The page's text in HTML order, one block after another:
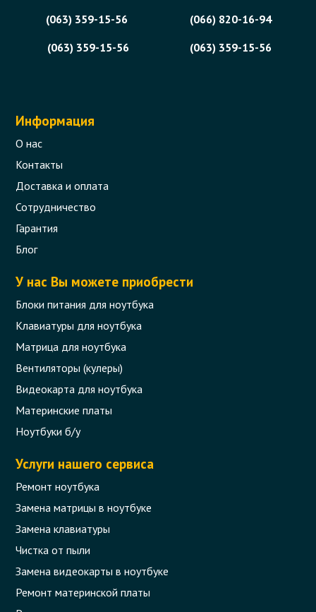
(063) 359-15-56
(066) 820-16-94
(063) 359-15-56
(063) 359-15-56
Информация
О нас
Контакты
Доставка и оплата
Сотрудничество
Гарантия
Блог
У нас Вы можете приобрести
Блоки питания для ноутбука
Клавиатуры для ноутбука
Матрица для ноутбука
Вентиляторы (кулеры)
Видеокарта для ноутбука
Материнские платы
Ноутбуки б/у
Услуги нашего сервиса
Ремонт ноутбука
Замена матрицы в ноутбуке
Замена клавиатуры
Чистка от пыли
Замена видеокарты в ноутбуке
Ремонт материнской платы